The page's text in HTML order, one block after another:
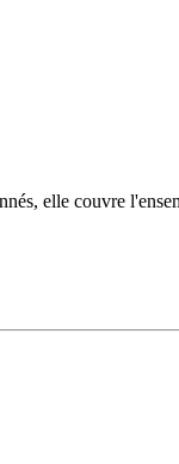
elle couvre